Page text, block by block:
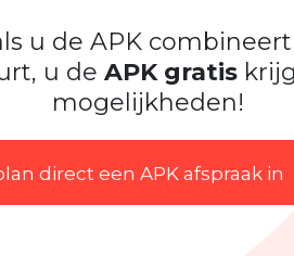
u de APK
u de APK gratis
mogelijkheden!
direct een APK afspraak in